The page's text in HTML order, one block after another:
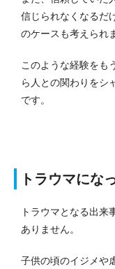
信じられなくなるだ
のケースも考えられ
このような経験をも
ら人との関わりをシ
です。
トラウマにな
トラウマとなる出来
ありません。
子供の頃のイジメや